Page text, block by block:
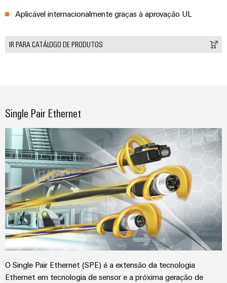
Aplicável internacionalmente graças à aprovação UL
IR PARA CATÁLOGO DE PRODUTOS
Single Pair Ethernet
O Single Pair Ethernet (SPE) é a extensão da tecnologia
Ethernet em tecnologia de sensor e a próxima geração de